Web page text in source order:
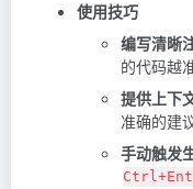
使用技巧
编写清晰
的代码越
提供上下
准确的建议
手动触发